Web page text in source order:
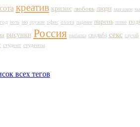
креатив кризис любовь люди магазин
ночь ню оружие офис охота падение парень пиво
рисунки Россия рыбалка свадьба секс случай
студент студенты